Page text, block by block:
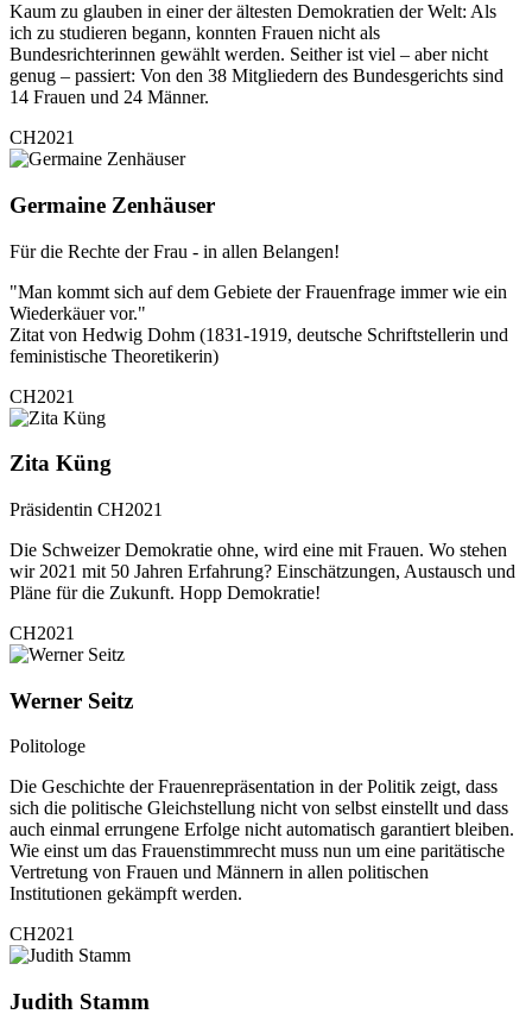
Kaum zu glauben in einer der ältesten Demokratien der Welt: Als
ich zu studieren begann, konnten Frauen nicht als
Bundesrichterinnen gewählt werden. Seither ist viel – aber nicht
genug – passiert: Von den 38 Mitgliedern des Bundesgerichts sind
14 Frauen und 24 Männer.
CH2021
Germaine Zenhäuser
Für die Rechte der Frau - in allen Belangen!
"Man kommt sich auf dem Gebiete der Frauenfrage immer wie ein
Wiederkäuer vor."
Zitat von Hedwig Dohm (1831-1919, deutsche Schriftstellerin und
feministische Theoretikerin)
CH2021
Zita Küng
Präsidentin CH2021
Die Schweizer Demokratie ohne, wird eine mit Frauen. Wo stehen
wir 2021 mit 50 Jahren Erfahrung? Einschätzungen, Austausch und
Pläne für die Zukunft. Hopp Demokratie!
CH2021
Werner Seitz
Politologe
Die Geschichte der Frauenrepräsentation in der Politik zeigt, dass
sich die politische Gleichstellung nicht von selbst einstellt und dass
auch einmal errungene Erfolge nicht automatisch garantiert bleiben.
Wie einst um das Frauenstimmrecht muss nun um eine paritätische
Vertretung von Frauen und Männern in allen politischen
Institutionen gekämpft werden.
CH2021
Judith Stamm